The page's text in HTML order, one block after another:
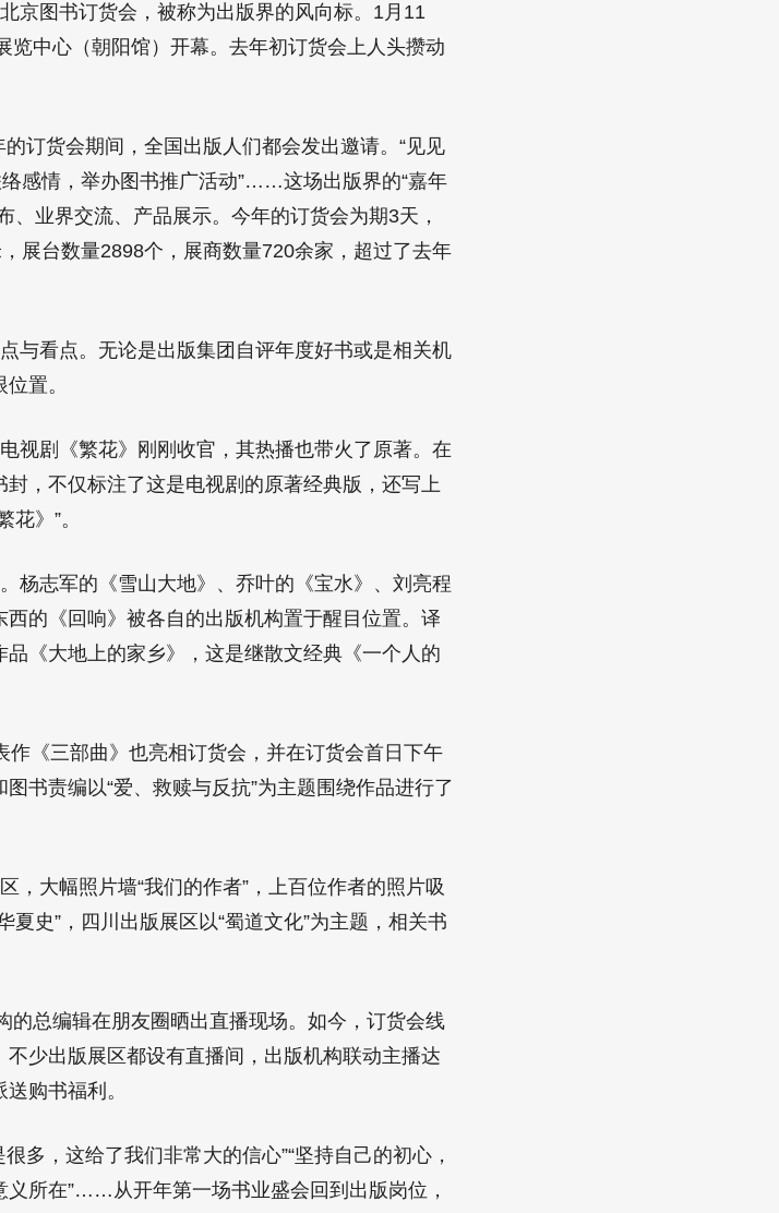
京图书订货会，被称为出版界的风向标。1月11
览中心（朝阳馆）开幕。去年初订货会上人头攒动
订货会期间，全国出版人们都会发出邀请。“见见
感情，举办图书推广活动”……这场出版界的“嘉年
、业界交流、产品展示。今年的订货会为期3天，
展台数量2898个，展商数量720余家，超过了去年
与看点。无论是出版集团自评年度好书或是相关机
置。
视剧《繁花》刚刚收官，其热播也带火了原著。在
，不仅标注了这是电视剧的原著经典版，还写上
》”。
杨志军的《雪山大地》、乔叶的《宝水》、刘亮程
的《回响》被各自的出版机构置于醒目位置。译
《大地上的家乡》，这是继散文经典《一个人的
作《三部曲》也亮相订货会，并在订货会首日下午
书责编以“爱、救赎与反抗”为主题围绕作品进行了
，大幅照片墙“我们的作者”，上百位作者的照片吸
史”，四川出版展区以“蜀道文化”为主题，相关书
的总编辑在朋友圈晒出直播现场。如今，订货会线
少出版展区都设有直播间，出版机构联动主播达
购书福利。
多，这给了我们非常大的信心”“坚持自己的初心，
所在”……从开年第一场书业盛会回到出版岗位，